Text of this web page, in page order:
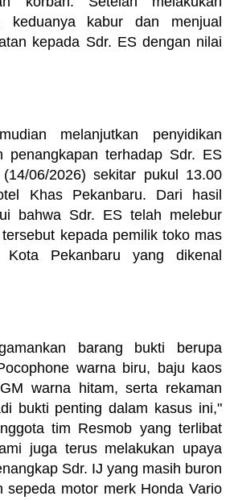
keduanya kabur dan menjual
kepada Sdr. ES dengan nilai
melanjutkan penyidikan
penangkapan terhadap Sdr. ES
06/2026) sekitar pukul 13.00
Khas Pekanbaru. Dari hasil
bahwa Sdr. ES telah melebur
kepada pemilik toko mas
Pekanbaru yang dikenal
barang bukti berupa
warna biru, baju kaos
warna hitam, serta rekaman
bukti penting dalam kasus ini,"
tim Resmob yang terlibat
juga terus melakukan upaya
Sdr. IJ yang masih buron
sepeda motor merk Honda Vario